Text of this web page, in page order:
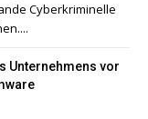
Cyberkriminelle
Unternehmens vor